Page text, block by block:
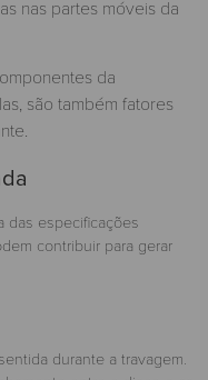
nas partes móveis da
da
são também fatores
das especificações
contribuir para gerar
durante a travagem.